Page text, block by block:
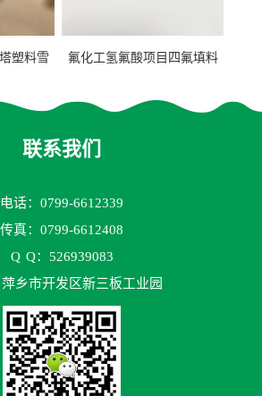
塑料雪
氟化工氢氟酸项目四氟填料
蚀
联系我们
电话：0799-6612339
传真：0799-6612408
Q Q：526939083
乡市开发区新三板工业园